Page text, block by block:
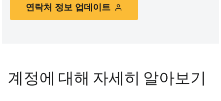
연락처 정보 업데이트
계정에 대해 자세히 알아보기